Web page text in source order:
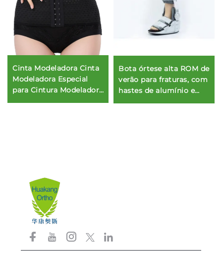
Cinta Modeladora Cinta
Modeladora Especial
para Cintura Modeladora
de Corpo
Bota órtese alta ROM de
verão para fraturas, com
hastes de alumínio e